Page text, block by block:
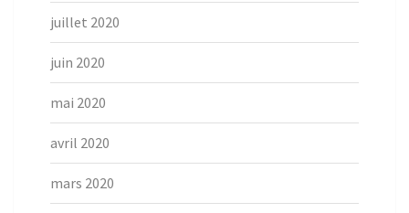
juillet 2020
juin 2020
mai 2020
avril 2020
mars 2020